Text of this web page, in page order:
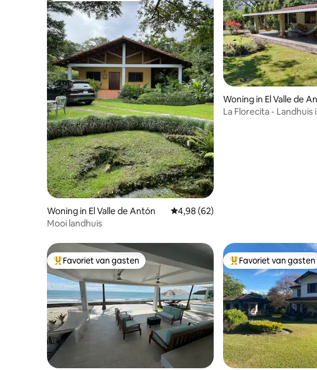
Woning in El Valle de Antón Gemiddelde beoordeling van 4,98
4,98 (62)
Mooi landhuis
Woning in El Valle de
La Florecita - Landhuis
Topfavoriet van gasten
Favoriet van gasten Topfavoriet van
Favoriet van gasten